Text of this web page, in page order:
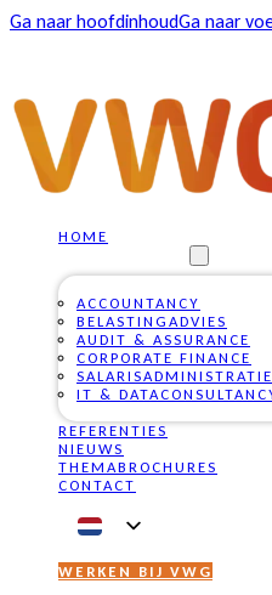
Ga naar hoofdinhoudGa naar
HOME
ACCOUNTANCY
BELASTINGADVIES
AUDIT & ASSURANCE
CORPORATE FINANCE
SALARISADMINISTRATIE
IT &
REFERENTIES
NIEUWS
THEMABROCHURES
CONTACT
WERKEN BIJ VWG